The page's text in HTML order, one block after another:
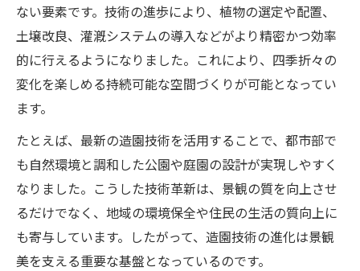
ない要素です。技術の進歩により、植物の選定や配置、
土壌改良、灌漑システムの導入などがより精密かつ効率
的に行えるようになりました。これにより、四季折々の
変化を楽しめる持続可能な空間づくりが可能となってい
ます。
たとえば、最新の造園技術を活用することで、都市部で
も自然環境と調和した公園や庭園の設計が実現しやすく
なりました。こうした技術革新は、景観の質を向上させ
るだけでなく、地域の環境保全や住民の生活の質向上に
も寄与しています。したがって、造園技術の進化は景観
美を支える重要な基盤となっているのです。